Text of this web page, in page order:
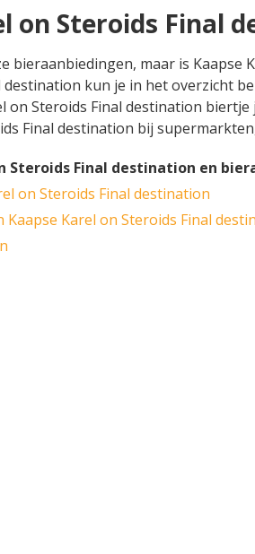
on Steroids Final
bieraanbiedingen, maar is
destination kun je in het overzicht
on Steroids Final destination
Final destination bij
Steroids Final destination en
on Steroids Final destination
Kaapse Karel on Steroids Final